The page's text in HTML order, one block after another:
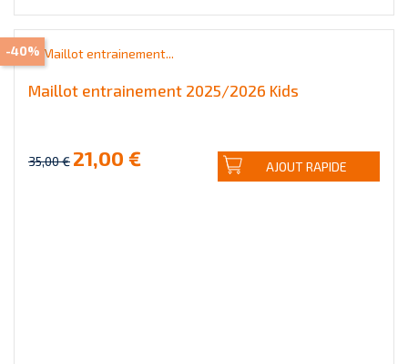
Maillot entrainement 2025/2026 Kids
35,00 € 21,00 € AJOUT RAPIDE
-40%